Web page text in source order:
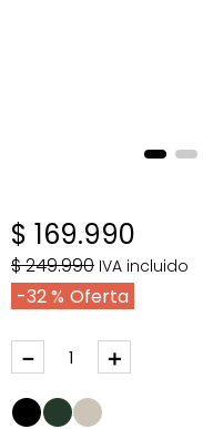
$ 169.990
$249.990 IVA incluido
32 %
＋
－